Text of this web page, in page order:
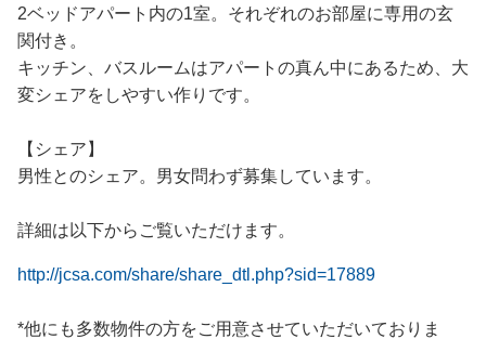
2ベッドアパート内の1室。それぞれのお部屋に専用の玄
関付き。
キッチン、バスルームはアパートの真ん中にあるため、大
変シェアをしやすい作りです。
【シェア】
男性とのシェア。男女問わず募集しています。
詳細は以下からご覧いただけます。
http://jcsa.com/share/share_dtl.php?sid=17889
*他にも多数物件の方をご用意させていただいておりま